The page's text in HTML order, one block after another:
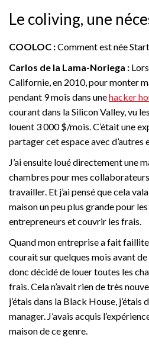
Le coliving, une
COOLOC :Comment est née
Carlos de la Lama-Noriega :
Californie, en 2010, pour monter
pendant 9 mois dans unehacker
courant dans la Silicon Valley, vu
louent 3 000 $/mois. C’était une
partager cet espace avec d’autres
J’ai ensuite loué directement une
chambres pour mes
travailler. Et j’ai pensé que cela
maison un peu plus grande pour les
entrepreneurs et couvrir les frais.
Quand mon entreprise a fait
courait sur quelques mois avant de
donc décidé de louer toutes les
frais. Cela n’avait rien de très
j’étais dans la Black House, j’étais
manager. J’avais acquis
maison de ce genre.